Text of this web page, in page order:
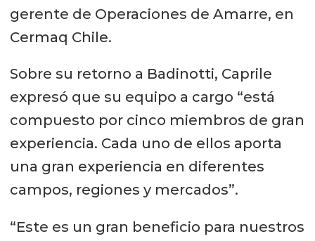
gerente de Operaciones de Amarre, en
Cermaq Chile.
Sobre su retorno a Badinotti, Caprile
expresó que su equipo a cargo “está
compuesto por cinco miembros de gran
experiencia. Cada uno de ellos aporta
una gran experiencia en diferentes
campos, regiones y mercados”.
“Este es un gran beneficio para nuestros